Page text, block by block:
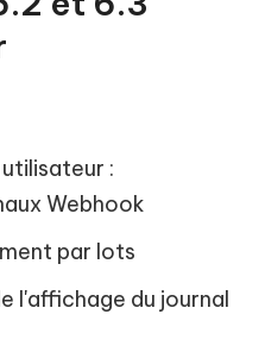
:
Webhook
par lots
l'affichage du journal